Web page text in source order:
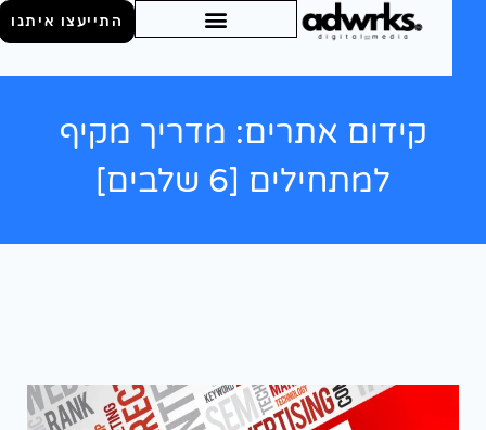
התייעצו איתנו
קידום אתרים: מדריך מקיף
למתחילים [6 שלבים]